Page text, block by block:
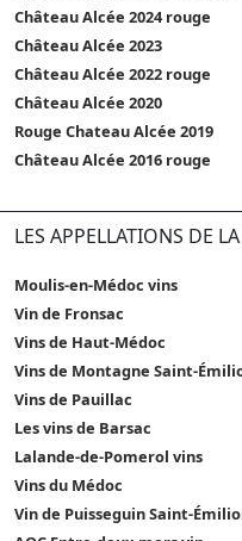
Château Alcée 2024 rouge
Château Alcée 2023
Château Alcée 2022 rouge
Château Alcée 2020
Rouge Chateau Alcée 2019
Château Alcée 2016 rouge
LES APPELLATIONS DE
Moulis-en-Médoc vins
Vin de Fronsac
Vins de Haut-Médoc
Vins de Montagne Saint-
Vins de Pauillac
Les vins de Barsac
Lalande-de-Pomerol vins
Vins du Médoc
Vin de Puisseguin Saint-